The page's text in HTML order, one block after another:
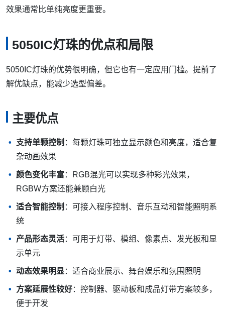
壳耐候性。
如果项目长期暴露在雨水、潮气、日晒和温差环境下，防护
设计不到位，即使灯珠本身参数合适，也可能影响后期稳定
智能灯带、智能氛围灯、柜内灯、电视背景灯和游戏房灯光
也会使用5050IC灯珠。它的价值不只是发光，而是可以与
APP、语音、音乐或场景模式联动。
在这类产品中，控制兼容性、低亮度表现、色彩过渡和白光
效果通常比单纯亮度更重要。
5050IC灯珠的优点和局限
5050IC灯珠的优势很明确，但它也有一定应用门槛。提前了